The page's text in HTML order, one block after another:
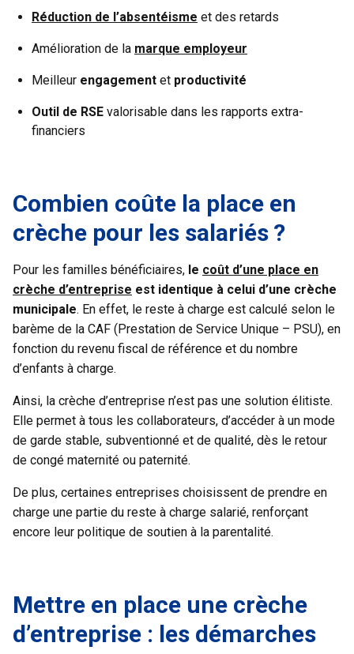
Réduction de l’absentéisme et des retards
Amélioration de la marque employeur
Meilleur engagement et productivité
Outil de RSE valorisable dans les rapports extra-
financiers
Combien coûte la place en
crèche pour les salariés ?
Pour les familles bénéficiaires, le coût d’une place en
crèche d’entreprise est identique à celui d’une crèche
municipale. En effet, le reste à charge est calculé selon le
barème de la CAF (Prestation de Service Unique – PSU), en
fonction du revenu fiscal de référence et du nombre
d’enfants à charge.
Ainsi, la crèche d’entreprise n’est pas une solution élitiste.
Elle permet à tous les collaborateurs, d’accéder à un mode
de garde stable, subventionné et de qualité, dès le retour
de congé maternité ou paternité.
De plus, certaines entreprises choisissent de prendre en
charge une partie du reste à charge salarié, renforçant
encore leur politique de soutien à la parentalité.
Mettre en place une crèche
d’entreprise : les démarches